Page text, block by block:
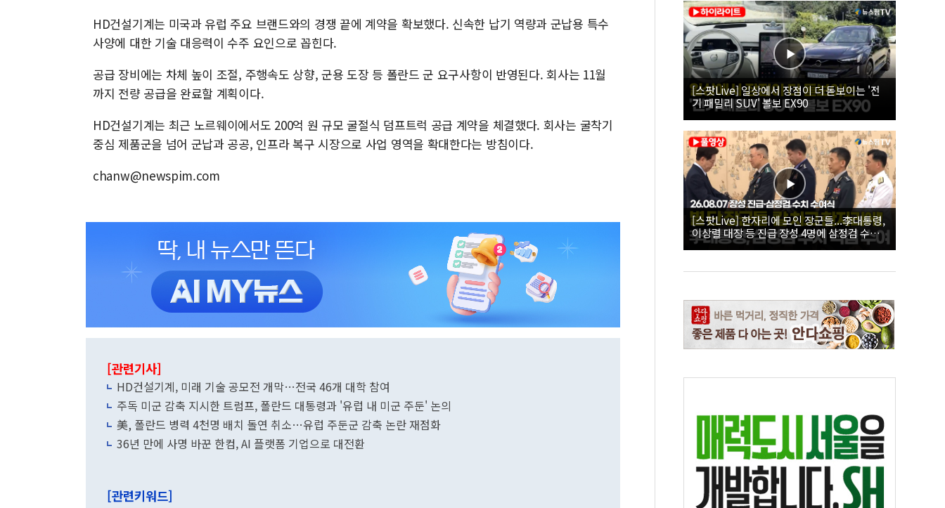
HD건설기계는 미국과 유럽 주요 브랜드와의 경쟁 끝에 계약을 확보했다. 신속한 납기 역량과 군납용 특수
사양에 대한 기술 대응력이 수주 요인으로 꼽힌다.
공급 장비에는 차체 높이 조절, 주행속도 상향, 군용 도장 등 폴란드 군 요구사항이 반영된다. 회사는 11월
까지 전량 공급을 완료할 계획이다.
HD건설기계는 최근 노르웨이에서도 200억 원 규모 굴절식 덤프트럭 공급 계약을 체결했다. 회사는 굴착기
중심 제품군을 넘어 군납과 공공, 인프라 복구 시장으로 사업 영역을 확대한다는 방침이다.
chanw@newspim.com
[관련기사]
HD건설기계, 미래 기술 공모전 개막…전국 46개 대학 참여
주독 미군 감축 지시한 트럼프, 폴란드 대통령과 '유럽 내 미군 주둔' 논의
美, 폴란드 병력 4천명 배치 돌연 취소…유럽 주둔군 감축 논란 재점화
36년 만에 사명 바꾼 한컴, AI 플랫폼 기업으로 대전환
[관련키워드]
[스팟Live] 일상에서 장점이 더 돋보이는 '전
기 패밀리 SUV' 볼보 EX90
[스팟Live] 한자리에 모인 장군들...李대통령,
이상렬 대장 등 진급 장성 4명에 삼정검 수치
직접 수여｜26.08.07 장성 진급·삼정검 수치